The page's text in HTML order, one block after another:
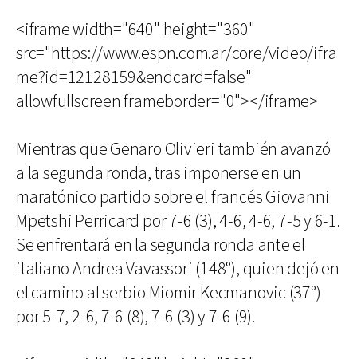
<iframe width="640" height="360"
src="https://www.espn.com.ar/core/video/ifra
me?id=12128159&endcard=false"
allowfullscreen frameborder="0"></iframe>
Mientras que Genaro Olivieri también avanzó
a la segunda ronda, tras imponerse en un
maratónico partido sobre el francés Giovanni
Mpetshi Perricard por 7-6 (3), 4-6, 4-6, 7-5 y 6-1.
Se enfrentará en la segunda ronda ante el
italiano Andrea Vavassori (148°), quien dejó en
el camino al serbio Miomir Kecmanovic (37°)
por 5-7, 2-6, 7-6 (8), 7-6 (3) y 7-6 (9).